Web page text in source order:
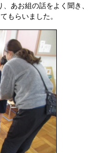
あお組の話をよく聞き、
もらいました。